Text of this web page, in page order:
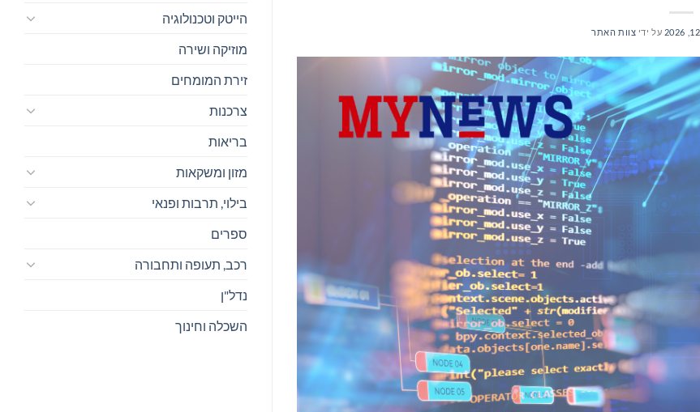
על ידי צוות האתר
הייטק וטכנולוגיה
מוזיקה ושירה
זירת המומחים
צרכנות
בריאות
מזון ומשקאות
בילוי, תרבות ופנאי
ספרים
רכב, תעופה ותחבורה
נדל"ן
השכלה וחינוך